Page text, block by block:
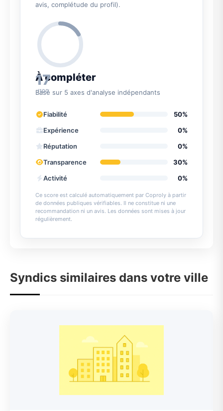
avis, complétude du profil).
17
/100
À compléter
Basé sur 5 axes d'analyse indépendants
Fiabilité
50%
Expérience
0%
Réputation
0%
Transparence
30%
Activité
0%
Ce score est calculé automatiquement par Coproly à partir
de données publiques vérifiables. Il ne constitue ni une
recommandation ni un avis. Les données sont mises à jour
régulièrement.
Syndics similaires dans votre ville